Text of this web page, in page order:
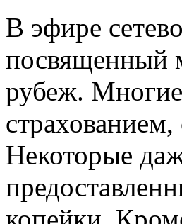
В эфире
посвященный
рубеж.
Некоторые